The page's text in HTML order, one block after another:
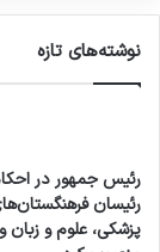
نوشته‌های تازه
رئیس جمهور در
رئیسان
پزشکی، علوم و زبان